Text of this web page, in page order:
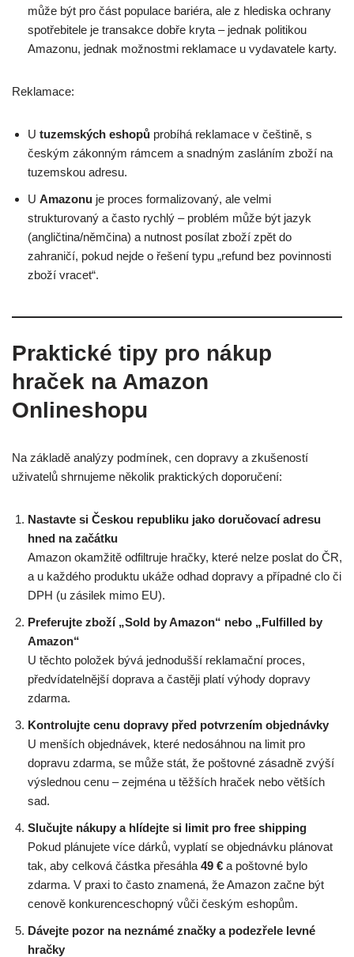
může být pro část populace bariéra, ale z hlediska ochrany
spotřebitele je transakce dobře kryta – jednak politikou
Amazonu, jednak možnostmi reklamace u vydavatele karty.
Reklamace:
U tuzemských eshopů probíhá reklamace v češtině, s
českým zákonným rámcem a snadným zasláním zboží na
tuzemskou adresu.
U Amazonu je proces formalizovaný, ale velmi
strukturovaný a často rychlý – problém může být jazyk
(angličtina/němčina) a nutnost posílat zboží zpět do
zahraničí, pokud nejde o řešení typu „refund bez povinnosti
zboží vracet“.
Praktické tipy pro nákup
hraček na Amazon
Onlineshopu
Na základě analýzy podmínek, cen dopravy a zkušeností
uživatelů shrnujeme několik praktických doporučení:
Nastavte si Českou republiku jako doručovací adresu
hned na začátku
Amazon okamžitě odfiltruje hračky, které nelze poslat do ČR,
a u každého produktu ukáže odhad dopravy a případné clo či
DPH (u zásilek mimo EU).
Preferujte zboží „Sold by Amazon“ nebo „Fulfilled by
Amazon“
U těchto položek bývá jednodušší reklamační proces,
předvídatelnější doprava a častěji platí výhody dopravy
zdarma.
Kontrolujte cenu dopravy před potvrzením objednávky
U menších objednávek, které nedosáhnou na limit pro
dopravu zdarma, se může stát, že poštovné zásadně zvýší
výslednou cenu – zejména u těžších hraček nebo větších
sad.
Slučujte nákupy a hlídejte si limit pro free shipping
Pokud plánujete více dárků, vyplatí se objednávku plánovat
tak, aby celková částka přesáhla 49 € a poštovné bylo
zdarma. V praxi to často znamená, že Amazon začne být
cenově konkurenceschopný vůči českým eshopům.
Dávejte pozor na neznámé značky a podezřele levné
hračky